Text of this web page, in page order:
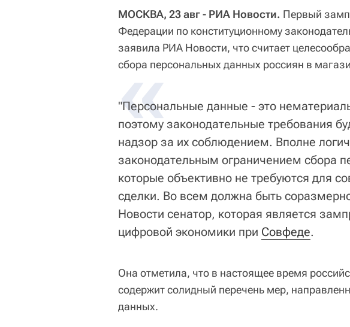
МОСКВА, 23 авг - РИА Новости. Первый
Федерации по конституционному
заявила РИА Новости, что считает
сбора персональных данных россиян в
«
"Персональные данные - это
поэтому законодательные требования
надзор за их соблюдением. Вполне
законодательным ограничением сбора
которые объективно не требуются для
сделки. Во всем должна быть
Новости сенатор, которая является
цифровой экономики при Совфеде.
Она отметила, что в настоящее время
содержит солидный перечень мер,
данных.